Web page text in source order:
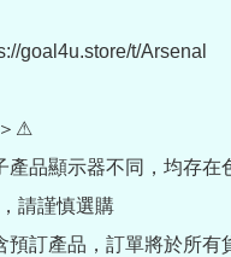
goal4u.store/t/Arsenal
⚠
產品顯示器不同，均存在
請謹慎選購
預訂產品，訂單將於所有